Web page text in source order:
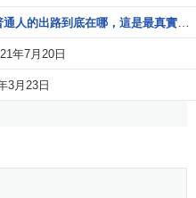
高賠率的機會。
歡用的，目前有一個正在用
日股印股ETF，一部分
中間狀態的A股。
年7月20日
3月23日